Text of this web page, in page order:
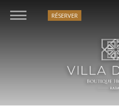
RÉSERVER